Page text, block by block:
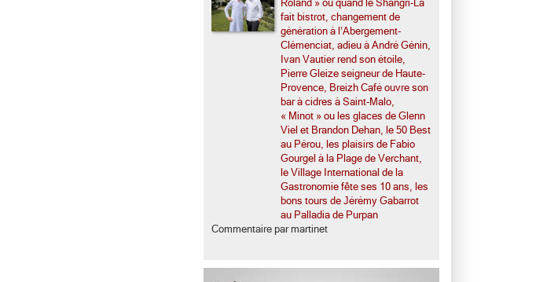
Roland » ou quand le Shangri-La
fait bistrot, changement de
génération à l’Abergement-
Clémenciat, adieu à André Génin,
Ivan Vautier rend son étoile,
Pierre Gleize seigneur de Haute-
Provence, Breizh Café ouvre son
bar à cidres à Saint-Malo,
« Minot » ou les glaces de Glenn
Viel et Brandon Dehan, le 50 Best
au Pérou, les plaisirs de Fabio
Gourgel à la Plage de Verchant,
le Village International de la
Gastronomie fête ses 10 ans, les
bons tours de Jérémy Gabarrot
au Palladia de Purpan
Commentaire par martinet